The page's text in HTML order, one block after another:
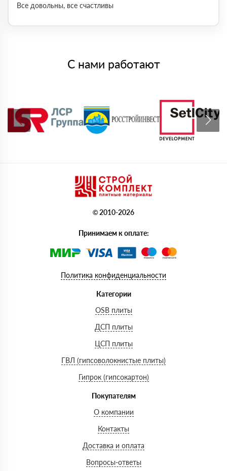
Все довольны, все счастливы
С нами работают
© 2010-2026
Принимаем к оплате:
Политика конфиденциальности
Категории
OSB плиты
ДСП плиты
ЦСП плиты
ГВЛ (гипсоволокнистые плиты)
Гипрок (гипсокартон)
Покупателям
О компании
Контакты
Доставка и оплата
Вопросы-ответы